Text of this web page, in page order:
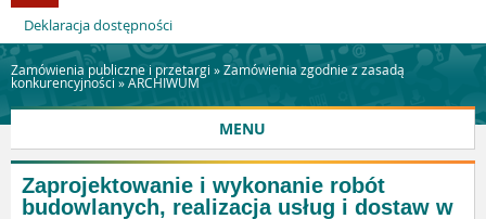
Deklaracja dostępności
Zamówienia publiczne i przetargi »Zamówienia zgodnie z zasadą
konkurencyjności »ARCHIWUM
MENU
Zaprojektowanie i wykonanie robót
budowlanych, realizacja usług i dostaw w